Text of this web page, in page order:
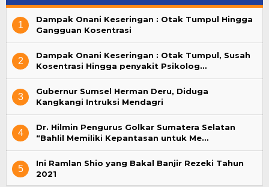
1
Dampak Onani Keseringan : Otak Tumpul Hingga
Gangguan Kosentrasi
2
Dampak Onani Keseringan : Otak Tumpul, Susah
Kosentrasi Hingga penyakit Psikolog…
3
Gubernur Sumsel Herman Deru, Diduga
Kangkangi Intruksi Mendagri
4
Dr. Hilmin Pengurus Golkar Sumatera Selatan
“Bahlil Memiliki Kepantasan untuk Me…
5
Ini Ramlan Shio yang Bakal Banjir Rezeki Tahun
2021